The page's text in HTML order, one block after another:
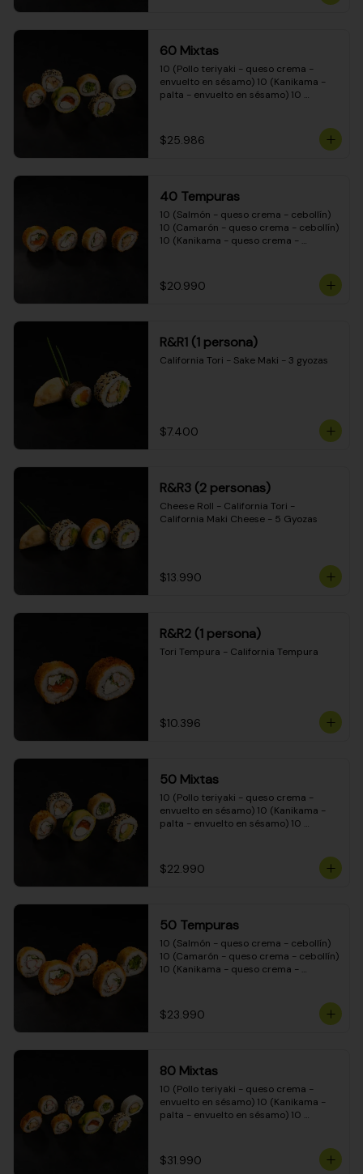
(Pimentón - queso crema - cebollín -
envuelto en masa tempura)
60 Mixtas
10 (Pollo teriyaki - queso crema -
envuelto en sésamo) 10 (Kanikama -
palta - envuelto en sésamo) 10
envuelto en queso crema) 10
(Camarón - queso crema - cebollín -
$25.986
40 Tempuras
10 (Salmón - queso crema - cebollín)
10 (Camarón - queso crema - cebollín)
10 (Kanikama - queso crema -
$20.990
R&R1 (1 persona)
California Tori - Sake Maki - 3 gyozas
$7.400
R&R3 (2 personas)
Cheese Roll - California Tori -
California Maki Cheese - 5 Gyozas
$13.990
R&R2 (1 persona)
Tori Tempura - California Tempura
$10.396
50 Mixtas
10 (Pollo teriyaki - queso crema -
envuelto en sésamo) 10 (Kanikama -
palta - envuelto en sésamo) 10
cebollín - envuelto en masa tempura)
10 (Pimentón - queso crema - cebollín
$22.990
50 Tempuras
10 (Salmón - queso crema - cebollín)
10 (Camarón - queso crema - cebollín)
10 (Kanikama - queso crema -
crema - cebollín)
$23.990
80 Mixtas
10 (Pollo teriyaki - queso crema -
envuelto en sésamo) 10 (Kanikama -
palta - envuelto en sésamo) 10
envuelto en queso crema) 10
(Camarón - queso crema - cebollín -
$31.990